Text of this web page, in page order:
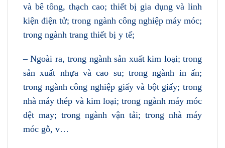
và bê tông, thạch cao; thiết bị gia dụng và linh
kiện điện tử; trong ngành công nghiệp máy móc;
trong ngành trang thiết bị y tế;
– Ngoài ra, trong ngành sản xuất kim loại; trong
sản xuất nhựa và cao su; trong ngành in ấn;
trong ngành công nghiệp giấy và bột giấy; trong
nhà máy thép và kim loại; trong ngành máy móc
dệt may; trong ngành vận tải; trong nhà máy
móc gỗ, v…